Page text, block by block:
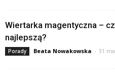
Wiertarka magentyczna –
najlepszą?
Porady Beata Nowakowska - 31